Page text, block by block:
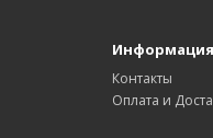
Информация
Контакты
Оплата и